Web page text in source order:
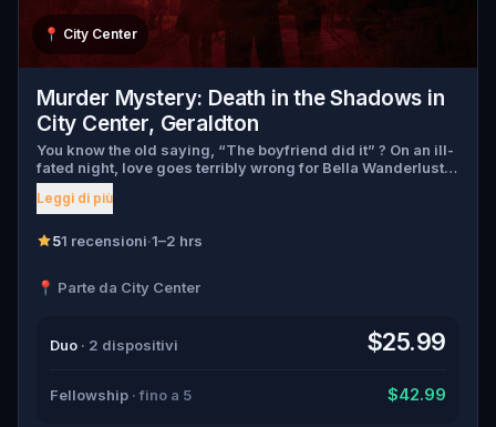
📍 City Center
Murder Mystery: Death in the Shadows in
City Center, Geraldton
You know the old saying, “The boyfriend did it” ? On an ill-
fated night, love goes terribly wrong for Bella Wanderlust
and Walter Bridges . Bella, a famous travel blogger, was
found dead during a ghost tour led by the theatrical Percy
Walter, the obsessed boyfriend? Percy, the ghost tour
suspects, and expose the real murderer before they strike
Leggi di più
51 recensioni·1–2 hrs
📍 Parte da City Center
Duo · 2 dispositivi $25.99
Fellowship · fino a 5 $42.99